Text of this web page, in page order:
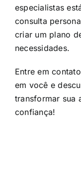
especialistas
consulta
criar um plano
necessidades.
Entre em
em você e
transformar sua
confiança!